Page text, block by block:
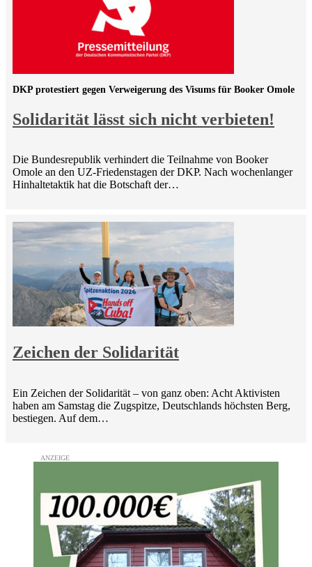
Solidarität lässt sich nicht verbieten!
DKP protestiert gegen Verweigerung des Visums für Booker Omole
Die Bundesrepublik verhindert die Teilnahme von Booker
Omole an den UZ-Friedenstagen der DKP. Nach wochenlanger
Hinhaltetaktik hat die Botschaft der…
Zeichen der Solidarität
Ein Zeichen der Solidarität – von ganz oben: Acht Aktivisten
haben am Samstag die Zugspitze, Deutschlands höchsten Berg,
bestiegen. Auf dem…